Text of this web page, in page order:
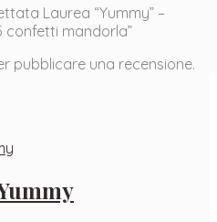
Laurea “Yummy” –
confetti mandorla”
pubblicare una recensione.